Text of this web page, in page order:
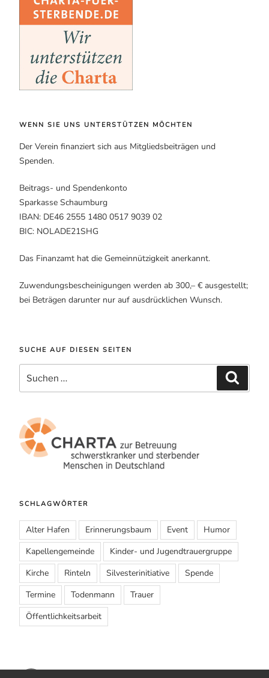
WENN SIE UNS UNTERSTÜTZEN MÖCHTEN
Der Verein finanziert sich aus Mitgliedsbeiträgen und
Spenden.
Beitrags- und Spendenkonto
Sparkasse Schaumburg
IBAN: DE46 2555 1480 0517 9039 02
BIC: NOLADE21SHG
Das Finanzamt hat die Gemeinnützigkeit anerkannt.
Zuwendungsbescheinigungen werden ab 300,– € ausgestellt;
bei Beträgen darunter nur auf ausdrücklichen Wunsch.
SUCHE AUF DIESEN SEITEN
nach:
SCHLAGWÖRTER
Alter Hafen Erinnerungsbaum Event
Humor
Kapellengemeinde
Kinder- und Jugendtrauergruppe
Kirche
Rinteln Silvesterinitiative
Spende
Termine
Todenmann
Trauer
Öffentlichkeitsarbeit